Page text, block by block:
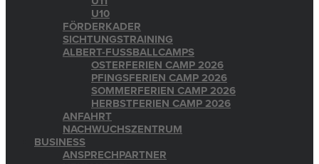
U10
FÖRDERKADER
SICHTUNGSTRAINING
ALBERT-FUSSBALLCAMPS
OSTERFERIEN CAMP 2026
PFINGSFERIEN CAMP 2026
SOMMERFERIEN CAMP 2026
HERBSTFERIEN CAMP 2026
ANFAHRT
NACHWUCHSZENTRUM
BUSINESS
ANSPRECHPARTNER